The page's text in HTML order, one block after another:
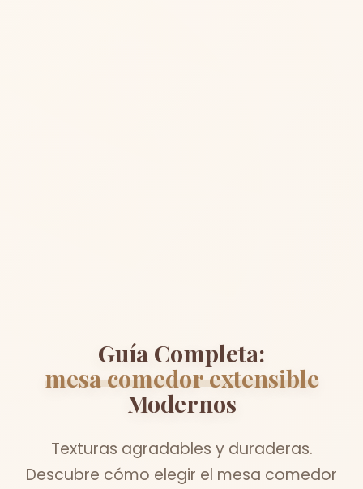
Guía Completa:
mesa comedor extensible
Modernos
Texturas agradables y duraderas.
Descubre cómo elegir el mesa comedor